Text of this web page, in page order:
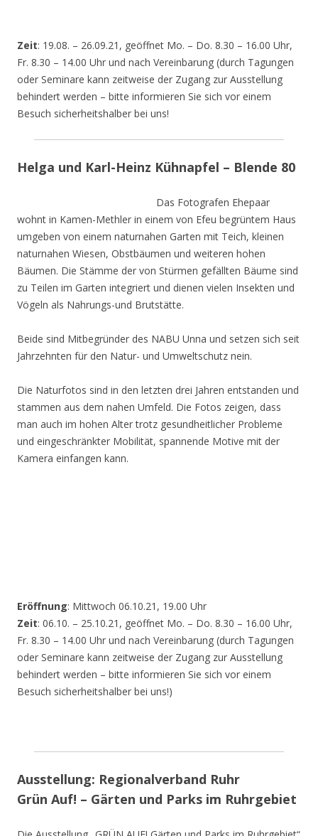
Zeit: 19.08. – 26.09.21, geöffnet Mo. – Do. 8.30 – 16.00 Uhr,
Fr. 8.30 – 14.00 Uhr und nach Vereinbarung (durch Tagungen
oder Seminare kann zeitweise der Zugang zur Ausstellung
behindert werden – bitte informieren Sie sich vor einem
Besuch sicherheitshalber bei uns!
Helga und Karl-Heinz Kühnapfel – Blende 80
Das Fotografen Ehepaar
wohnt in Kamen-Methler in einem von Efeu begrüntem Haus
umgeben von einem naturnahen Garten mit Teich, kleinen
naturnahen Wiesen, Obstbäumen und weiteren hohen
Bäumen. Die Stämme der von Stürmen gefällten Bäume sind
zu Teilen im Garten integriert und dienen vielen Insekten und
Vögeln als Nahrungs-und Brutstätte.
Beide sind Mitbegründer des NABU Unna und setzen sich seit
Jahrzehnten für den Natur- und Umweltschutz nein.
Die Naturfotos sind in den letzten drei Jahren entstanden und
stammen aus dem nahen Umfeld. Die Fotos zeigen, dass
man auch im hohen Alter trotz gesundheitlicher Probleme
und eingeschränkter Mobilität, spannende Motive mit der
Kamera einfangen kann.
Eröffnung: Mittwoch 06.10.21, 19.00 Uhr
Zeit: 06.10. – 25.10.21, geöffnet Mo. – Do. 8.30 – 16.00 Uhr,
Fr. 8.30 – 14.00 Uhr und nach Vereinbarung (durch Tagungen
oder Seminare kann zeitweise der Zugang zur Ausstellung
behindert werden – bitte informieren Sie sich vor einem
Besuch sicherheitshalber bei uns!)
Ausstellung: Regionalverband Ruhr
Grün Auf! – Gärten und Parks im Ruhrgebiet